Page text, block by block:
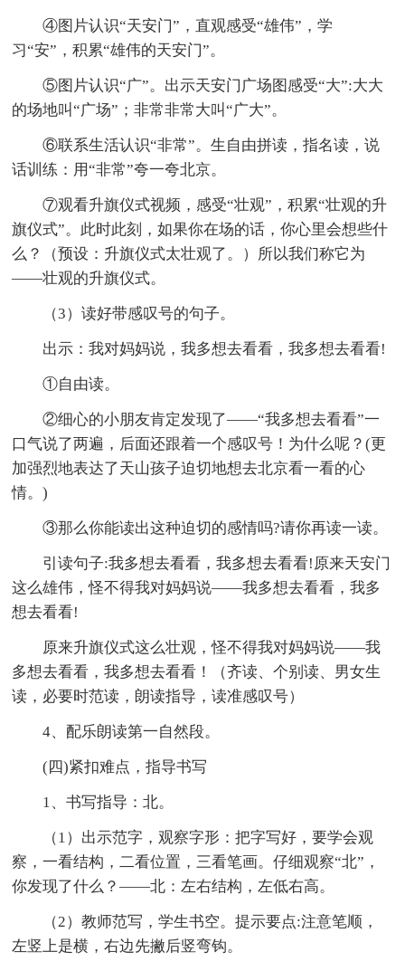
④图片认识“天安门”，直观感受“雄伟”，学
习“安”，积累“雄伟的天安门”。
⑤图片认识“广”。出示天安门广场图感受“大”:大大
的场地叫“广场”；非常非常大叫“广大”。
⑥联系生活认识“非常”。生自由拼读，指名读，说
话训练：用“非常”夸一夸北京。
⑦观看升旗仪式视频，感受“壮观”，积累“壮观的升
旗仪式”。此时此刻，如果你在场的话，你心里会想些什
么？（预设：升旗仪式太壮观了。）所以我们称它为
——壮观的升旗仪式。
（3）读好带感叹号的句子。
出示：我对妈妈说，我多想去看看，我多想去看看!
①自由读。
②细心的小朋友肯定发现了——“我多想去看看”一
口气说了两遍，后面还跟着一个感叹号！为什么呢？(更
加强烈地表达了天山孩子迫切地想去北京看一看的心
情。)
③那么你能读出这种迫切的感情吗?请你再读一读。
引读句子:我多想去看看，我多想去看看!原来天安门
这么雄伟，怪不得我对妈妈说——我多想去看看，我多
想去看看!
原来升旗仪式这么壮观，怪不得我对妈妈说——我
多想去看看，我多想去看看！（齐读、个别读、男女生
读，必要时范读，朗读指导，读准感叹号）
4、配乐朗读第一自然段。
(四)紧扣难点，指导书写
1、书写指导：北。
（1）出示范字，观察字形：把字写好，要学会观
察，一看结构，二看位置，三看笔画。仔细观察“北”，
你发现了什么？——北：左右结构，左低右高。
（2）教师范写，学生书空。提示要点:注意笔顺，
左竖上是横，右边先撇后竖弯钩。